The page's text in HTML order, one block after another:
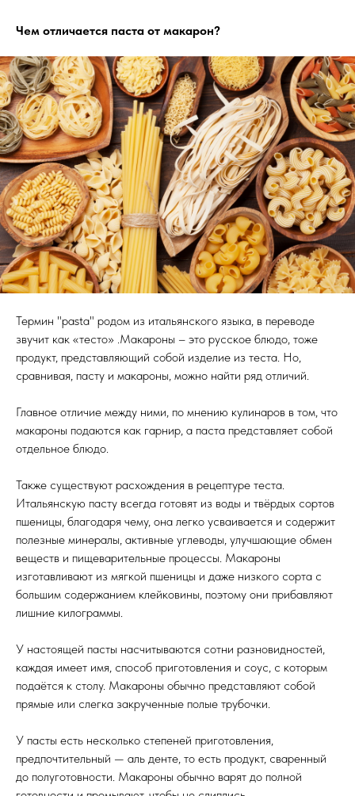
Чем отличается паста от макарон?
Термин "pasta" родом из итальянского языка, в переводе
звучит как «тесто» .Макароны – это русское блюдо, тоже
продукт, представляющий собой изделие из теста. Но,
сравнивая, пасту и макароны, можно найти ряд отличий.
Главное отличие между ними, по мнению кулинаров в том, что
макароны подаются как гарнир, а паста представляет собой
отдельное блюдо.
Также существуют расхождения в рецептуре теста.
Итальянскую пасту всегда готовят из воды и твёрдых сортов
пшеницы, благодаря чему, она легко усваивается и содержит
полезные минералы, активные углеводы, улучшающие обмен
веществ и пищеварительные процессы. Макароны
изготавливают из мягкой пшеницы и даже низкого сорта с
большим содержанием клейковины, поэтому они прибавляют
лишние килограммы.
У настоящей пасты насчитываются сотни разновидностей,
каждая имеет имя, способ приготовления и соус, с которым
подаётся к столу. Макароны обычно представляют собой
прямые или слегка закрученные полые трубочки.
У пасты есть несколько степеней приготовления,
предпочтительный — аль денте, то есть продукт, сваренный
до полуготовности. Макароны обычно варят до полной